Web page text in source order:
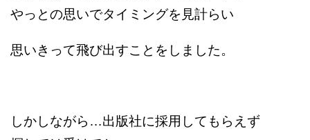
やっとの思いでタイミングを見計らい
思いきって飛び出すことをしました。
しかしながら…出版社に採用してもらえず